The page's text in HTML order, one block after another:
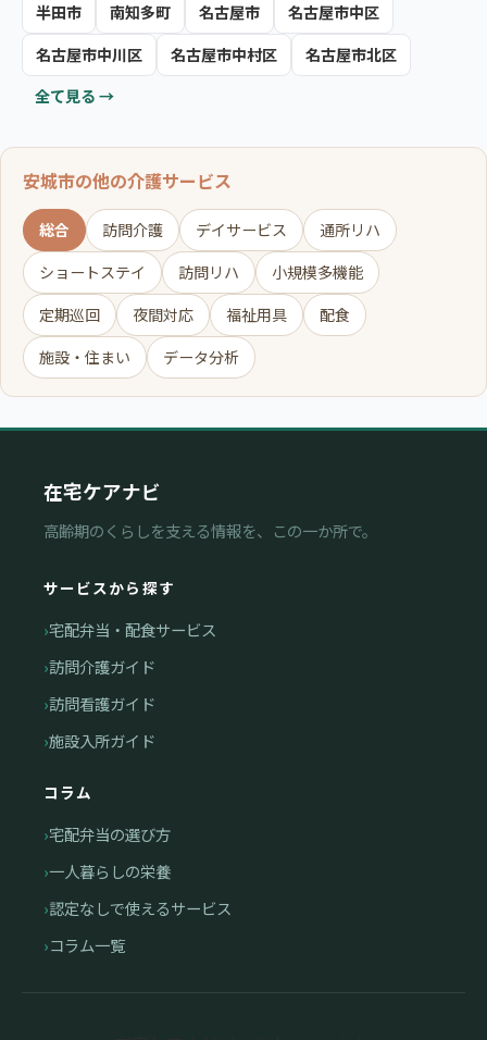
半田市
南知多町 名古屋市
名古屋市中区
名古屋市中川区
名古屋市中村区
名古屋市北区
全て見る →
安城市の他の介護サービス
総合 訪問介護 デイサービス
通所リハ
ショートステイ
訪問リハ
小規模多機能
定期巡回
夜間対応 福祉用具
配食
施設・住まい
データ分析
在宅ケアナビ
高齢期のくらしを支える情報を、この一か所で。
サービスから探す
宅配弁当・配食サービス
訪問介護ガイド
訪問看護ガイド
施設入所ガイド
コラム
宅配弁当の選び方
一人暮らしの栄養
認定なしで使えるサービス
コラム一覧